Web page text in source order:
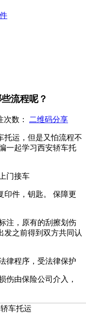
流程呢？
次数： 二维码分享
托运，但是又怕流程不
一起学习西安轿车托
门接车
印件，钥匙。 保障更
注，原有的刮擦划伤
发之前得到双方共同认
律程序，受法律保护
伤由保险公司介入，